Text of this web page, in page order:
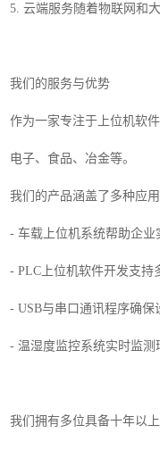
5. 云端服务随着物联网和
我们的服务与优势
作为一家专注于上位机软
电子、食品、冶金等。
我们的产品涵盖了多种应用
- 车载上位机系统帮助企业
- PLC上位机软件开发支持
- USB与串口通讯程序确保
- 温湿度监控系统实时监测
我们拥有多位具备十年以